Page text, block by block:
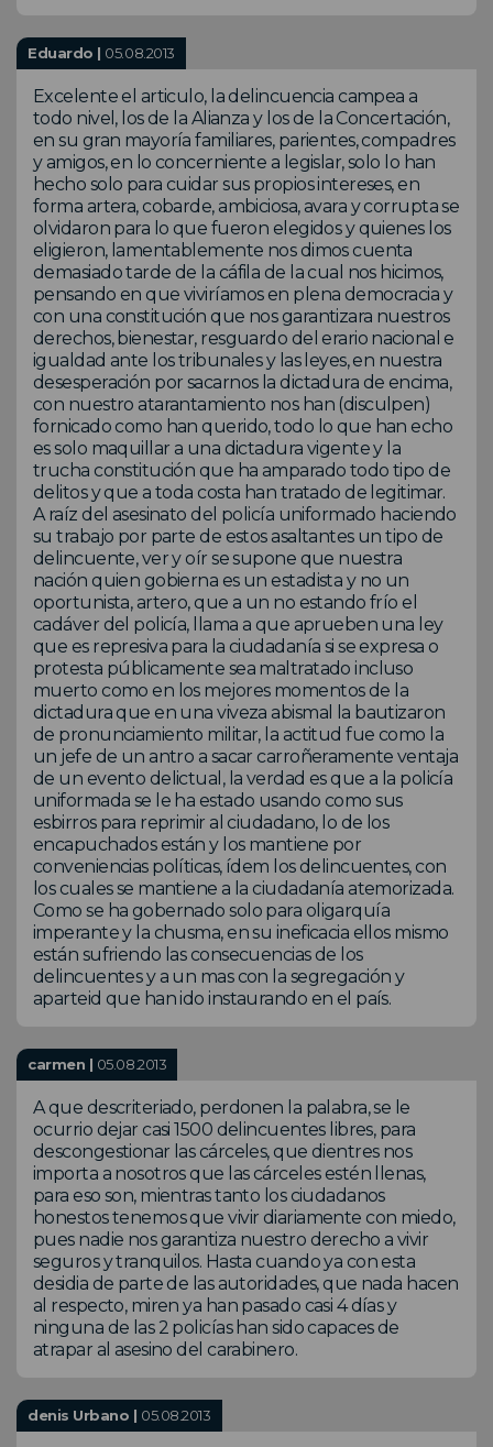
Eduardo | 05.08.2013
Excelente el articulo, la delincuencia campea a
todo nivel, los de la Alianza y los de la Concertación,
en su gran mayoría familiares, parientes, compadres
y amigos, en lo concerniente a legislar, solo lo han
hecho solo para cuidar sus propios intereses, en
forma artera, cobarde, ambiciosa, avara y corrupta se
olvidaron para lo que fueron elegidos y quienes los
eligieron, lamentablemente nos dimos cuenta
demasiado tarde de la cáfila de la cual nos hicimos,
pensando en que viviríamos en plena democracia y
con una constitución que nos garantizara nuestros
derechos, bienestar, resguardo del erario nacional e
igualdad ante los tribunales y las leyes, en nuestra
desesperación por sacarnos la dictadura de encima,
con nuestro atarantamiento nos han (disculpen)
fornicado como han querido, todo lo que han echo
es solo maquillar a una dictadura vigente y la
trucha constitución que ha amparado todo tipo de
delitos y que a toda costa han tratado de legitimar.
A raíz del asesinato del policía uniformado haciendo
su trabajo por parte de estos asaltantes un tipo de
delincuente, ver y oír se supone que nuestra
nación quien gobierna es un estadista y no un
oportunista, artero, que a un no estando frío el
cadáver del policía, llama a que aprueben una ley
que es represiva para la ciudadanía si se expresa o
protesta públicamente sea maltratado incluso
muerto como en los mejores momentos de la
dictadura que en una viveza abismal la bautizaron
de pronunciamiento militar, la actitud fue como la
un jefe de un antro a sacar carroñeramente ventaja
de un evento delictual, la verdad es que a la policía
uniformada se le ha estado usando como sus
esbirros para reprimir al ciudadano, lo de los
encapuchados están y los mantiene por
conveniencias políticas, ídem los delincuentes, con
los cuales se mantiene a la ciudadanía atemorizada.
Como se ha gobernado solo para oligarquía
imperante y la chusma, en su ineficacia ellos mismo
están sufriendo las consecuencias de los
delincuentes y a un mas con la segregación y
aparteid que han ido instaurando en el país.
carmen | 05.08.2013
A que descriteriado, perdonen la palabra, se le
ocurrio dejar casi 1500 delincuentes libres, para
descongestionar las cárceles, que dientres nos
importa a nosotros que las cárceles estén llenas,
para eso son, mientras tanto los ciudadanos
honestos tenemos que vivir diariamente con miedo,
pues nadie nos garantiza nuestro derecho a vivir
seguros y tranquilos. Hasta cuando ya con esta
desidia de parte de las autoridades, que nada hacen
al respecto, miren ya han pasado casi 4 días y
ninguna de las 2 policías han sido capaces de
atrapar al asesino del carabinero.
denis Urbano | 05.08.2013